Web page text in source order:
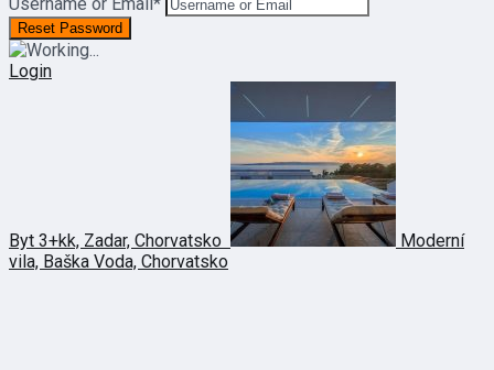
Login
Byt 3+kk, Zadar, Chorvatsko
Moderní
vila, Baška Voda, Chorvatsko